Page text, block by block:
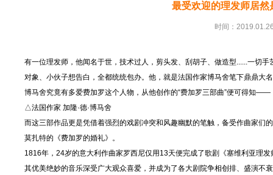
最受欢迎的理发师居
时间：
有一位理发师，他闻名于世，技术过人，剪头发、刮胡子、做造型......一切
对象、小伙子想告白，全都统统包办。他，就是法国作家博马舍笔下鼎鼎大
博马舍究竟有多爱费加罗这个人物，从他创作的“费加罗三部曲”便可得知
△法国作家 加隆·德·博马舍
而这三部作品更是凭借着强烈的戏剧冲突和风趣幽默的笔触，备受作曲家们
莫扎特的《费加罗的婚礼》。
1816年，24岁的意大利作曲家罗西尼仅用13天便完成了歌剧《塞维利亚理
其优美绝妙的音乐深受广大观众喜爱，并成为了各大剧院争相创排、盛演不